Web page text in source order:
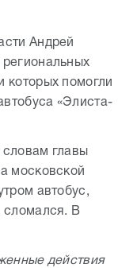
Андрей
которых помогли
«Элиста-
главы
московской
автобус,
сломался. В
действия